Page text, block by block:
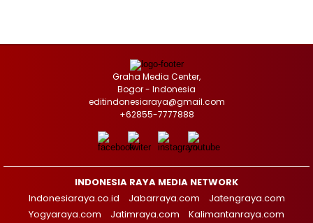
Graha Media Center,
Bogor - Indonesia
editindonesiaraya@gmail.com
+62855-7777888
INDONESIA RAYA MEDIA NETWORK
Indonesiaraya.co.id
Jabarraya.com
Jatengraya.com
Yogyaraya.com
Jatimraya.com
Kalimantanraya.com